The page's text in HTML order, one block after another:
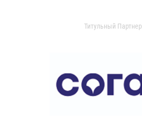
Титульный Партнер